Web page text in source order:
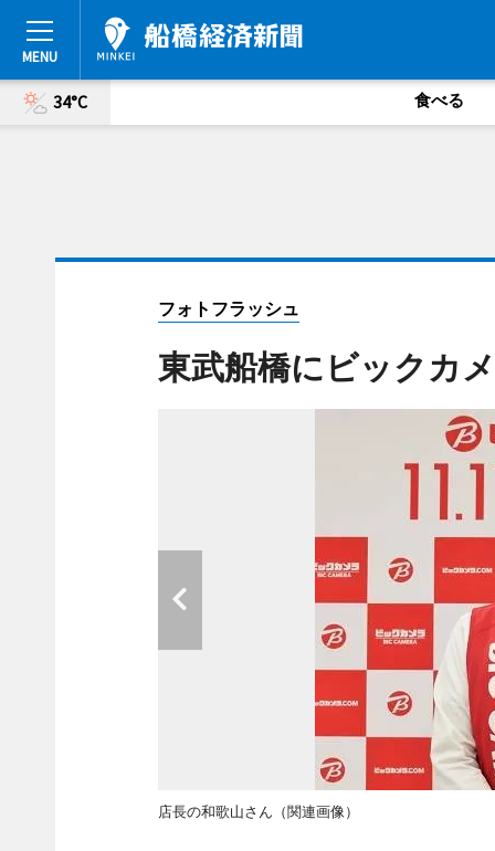
34°C 食べる
フォトフラッシュ
東武船橋にビックカ
店長の和歌山さん（関連画像）